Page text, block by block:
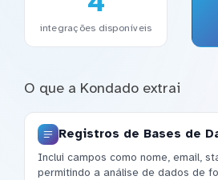
integrações disponíveis
O que a Kondado extrai
Registros de Bases de
Inclui campos como nome, email,
permitindo a análise de dados de